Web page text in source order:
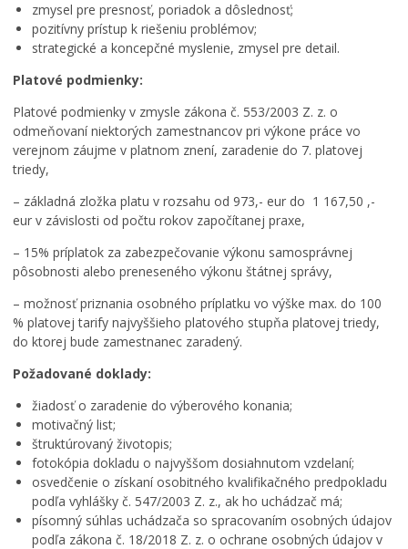
zmysel pre presnosť, poriadok a dôslednosť;
pozitívny prístup k riešeniu problémov;
strategické a koncepčné myslenie, zmysel pre detail.
Platové podmienky:
Platové podmienky v zmysle zákona č. 553/2003 Z. z. o
odmeňovaní niektorých zamestnancov pri výkone práce vo
verejnom záujme v platnom znení, zaradenie do 7. platovej
triedy,
– základná zložka platu v rozsahu od 973,- eur do 1 167,50 ,-
eur v závislosti od počtu rokov započítanej praxe,
– 15% príplatok za zabezpečovanie výkonu samosprávnej
pôsobnosti alebo preneseného výkonu štátnej správy,
– možnosť priznania osobného príplatku vo výške max. do 100
% platovej tarify najvyššieho platového stupňa platovej triedy,
do ktorej bude zamestnanec zaradený.
Požadované doklady:
žiadosť o zaradenie do výberového konania;
motivačný list;
štruktúrovaný životopis;
fotokópia dokladu o najvyššom dosiahnutom vzdelaní;
osvedčenie o získaní osobitného kvalifikačného predpokladu
podľa vyhlášky č. 547/2003 Z. z., ak ho uchádzač má;
písomný súhlas uchádzača so spracovaním osobných údajov
podľa zákona č. 18/2018 Z. z. o ochrane osobných údajov v